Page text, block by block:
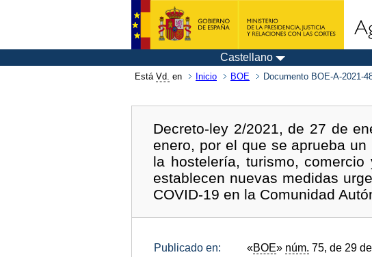
Castellano
Está Vd. en Inicio BOE Documento BOE-A-2021-
Decreto-ley 2/2021, de 27 de
enero, por el que se aprueba
la hostelería, turismo,
establecen nuevas medidas
COVID-19 en la Comunidad
Publicado en: «BOE» núm. 75, de 29